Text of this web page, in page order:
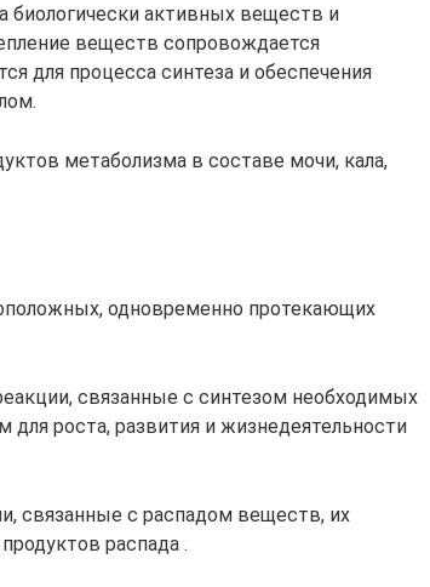
биологически активных веществ и
веществ сопровождается
для процесса синтеза и обеспечения
метаболизма в составе мочи, кала,
одновременно протекающих
связанные с синтезом необходимых
роста, развития и жизнедеятельности
связанные с распадом веществ, их
распада .